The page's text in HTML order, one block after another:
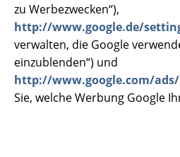
zu Werbezwecken“),
http://www.google.de/
verwalten, die Google
einzublenden“) und
http://www.google.com/
Sie, welche Werbung Google